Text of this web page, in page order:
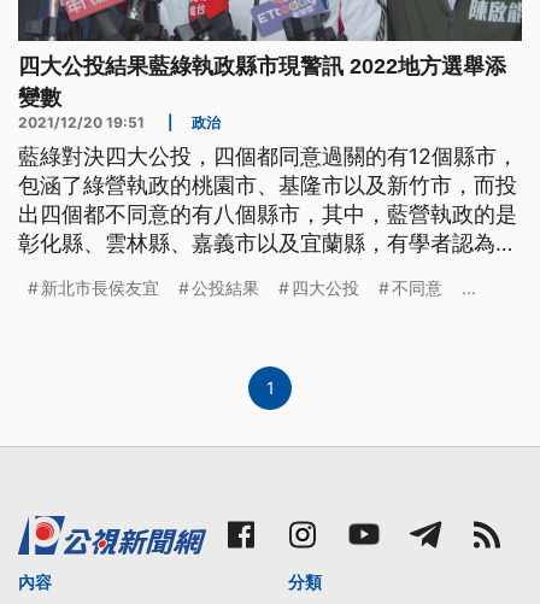
四大公投結果藍綠執政縣市現警訊 2022地方選舉添
變數
2021/12/20 19:51 政治
藍綠對決四大公投，四個都同意過關的有12個縣市，
包涵了綠營執政的桃園市、基隆市以及新竹市，而投
出四個都不同意的有八個縣市，其中，藍營執政的是
彰化縣、雲林縣、嘉義市以及宜蘭縣，有學者認為，
充滿變數。
新北市長侯友宜 公投結果 四大公投 不同意 ...
1
內容
分類